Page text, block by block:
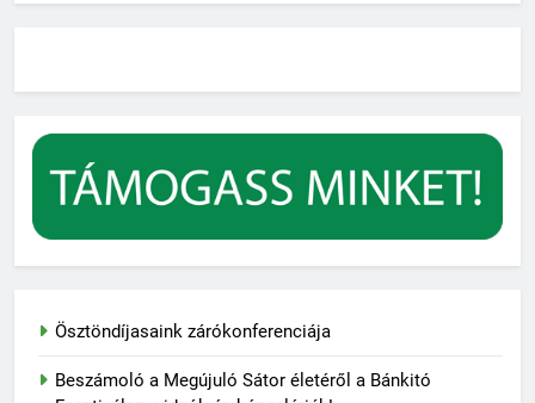
Ösztöndíjasaink zárókonferenciája
Beszámoló a Megújuló Sátor életéről a Bánkitó